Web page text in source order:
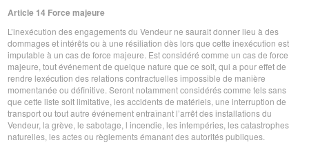
Article 14 Force majeure
L’inexécution des engagements du Vendeur ne saurait donner lieu à des
dommages et intérêts ou à une résiliation dès lors que cette inexécution est
imputable à un cas de force majeure. Est considéré comme un cas de force
majeure, tout événement de quelque nature que ce soit, qui a pour effet de
rendre lexécution des relations contractuelles impossible de manière
momentanée ou définitive. Seront notamment considérés comme tels sans
que cette liste soit limitative, les accidents de matériels, une interruption de
transport ou tout autre événement entraînant l’arrêt des installations du
Vendeur, la grève, le sabotage, l incendie, les intempéries, les catastrophes
naturelles, les actes ou règlements émanant des autorités publiques.